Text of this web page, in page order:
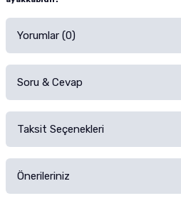
Yorumlar (0)
Ürünü Satın Al ve
Soru & Cevap
Taksit Seçenekleri
Önerileriniz